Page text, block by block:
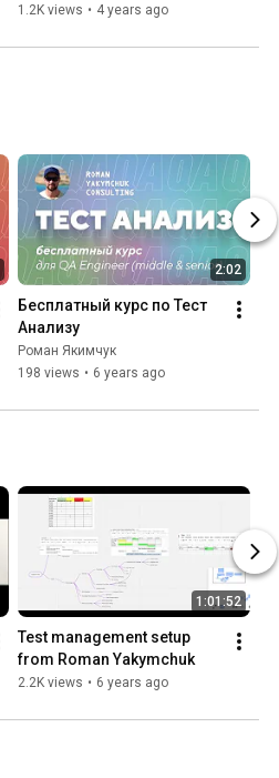
1.2K views • 4 years ago
2:02
Бесплатный курс по Тест
Анализу
Роман Якимчук
198 views • 6 years ago
1:01:52
Test management setup
from Roman Yakymchuk
2.2K views • 6 years ago